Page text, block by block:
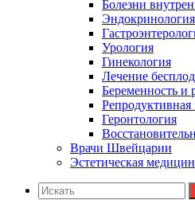
Болезни
Эндокринология
Урология
Гинекология
Лечение
Беременность и
Геронтология
Врачи Швейцарии
Эстетическая